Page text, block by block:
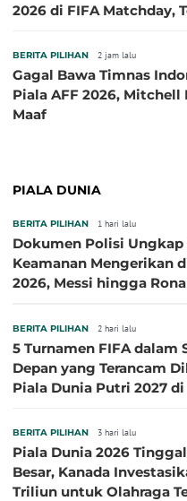
2026 di FIFA Matchday,
BERITA PILIHAN 2 jam lalu
Gagal Bawa Timnas
Piala AFF 2026, Mitchell
Maaf
PIALA DUNIA
BERITA PILIHAN 1 hari lalu
Dokumen Polisi Ungkap
Keamanan Mengerikan
2026, Messi hingga
BERITA PILIHAN 2 hari lalu
5 Turnamen FIFA dalam
Depan yang Terancam
Piala Dunia Putri 2027
BERITA PILIHAN 3 hari lalu
Piala Dunia 2026
Besar, Kanada
Triliun untuk Olahraga